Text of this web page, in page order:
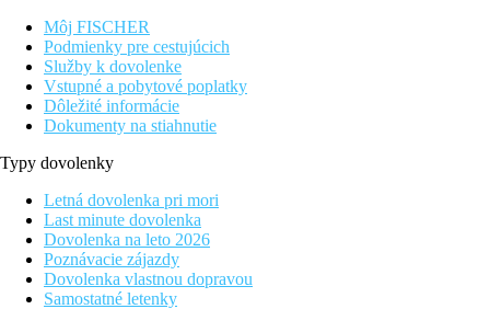
Môj FISCHER
Podmienky pre cestujúcich
Služby k dovolenke
Vstupné a pobytové poplatky
Dôležité informácie
Dokumenty na stiahnutie
Typy dovolenky
Letná dovolenka pri mori
Last minute dovolenka
Dovolenka na leto 2026
Poznávacie zájazdy
Dovolenka vlastnou dopravou
Samostatné letenky